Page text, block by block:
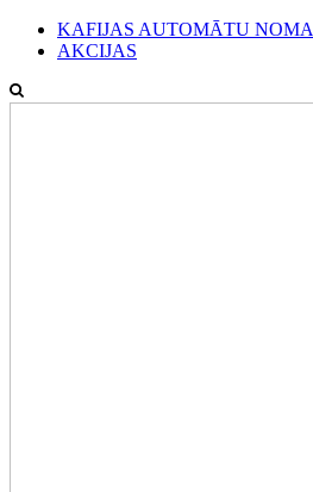
KAFIJAS AUTOMĀTU NOMA
AKCIJAS